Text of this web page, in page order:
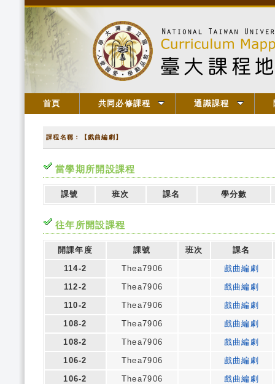
首頁 共同必修課程 通識課程
課程名稱：【戲曲編劇】
當學期所開設課程
課號 班次 課名 學分數
往年所開設課程
開課年度 課號 班次
課名
114-2
Thea7906
戲曲編劇
112-2
Thea7906
戲曲編劇
110-2
Thea7906
戲曲編劇
108-2
Thea7906
戲曲編劇
108-2
Thea7906
戲曲編劇
106-2
Thea7906
戲曲編劇
106-2
Thea7906
戲曲編劇